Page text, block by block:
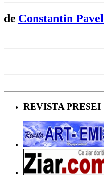
de Constantin Pavel
REVISTA PRESEI